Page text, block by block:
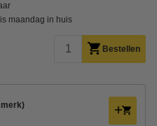
maandag in huis
Bestellen